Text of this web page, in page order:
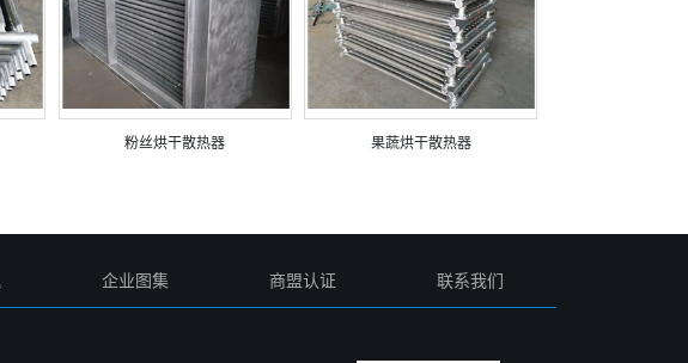
粉丝烘干散热器 果蔬烘干散热器
企业图集 商盟认证 联系我们